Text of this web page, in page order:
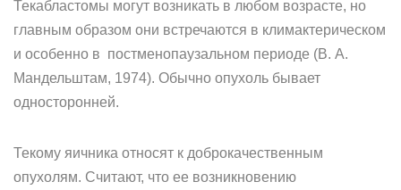
Текабластомы могут возникать в любом возрасте, но
главным образом они встречаются в климактерическом
и особенно в постменопаузальном периоде (В. А.
Мандельштам, 1974). Обычно опухоль бывает
односторонней.
Текому яичника относят к доброкачественным
опухолям. Считают, что ее возникновению